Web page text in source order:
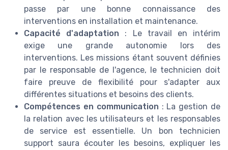
passe par une bonne connaissance des
interventions en installation et maintenance.
Capacité d'adaptation : Le travail en intérim
exige une grande autonomie lors des
interventions. Les missions étant souvent définies
par le responsable de l'agence, le technicien doit
faire preuve de flexibilité pour s'adapter aux
différentes situations et besoins des clients.
Compétences en communication : La gestion de
la relation avec les utilisateurs et les responsables
de service est essentielle. Un bon technicien
support saura écouter les besoins, expliquer les